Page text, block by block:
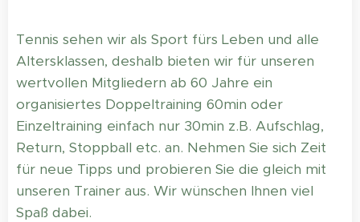
Tennis sehen wir als Sport fürs Leben und alle
Altersklassen, deshalb bieten wir für unseren
wertvollen Mitgliedern ab 60 Jahre ein
organisiertes Doppeltraining 60min oder
Einzeltraining einfach nur 30min z.B. Aufschlag,
Return, Stoppball etc. an. Nehmen Sie sich Zeit
für neue Tipps und probieren Sie die gleich mit
unseren Trainer aus. Wir wünschen Ihnen viel
Spaß dabei.